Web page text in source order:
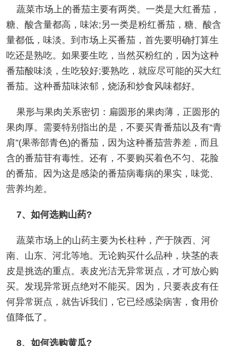
蔬菜市场上的番茄主要有两类。一类是大红番茄，
糖、酸含量都高，味浓;另一类是粉红番茄，糖、酸含
量都低，味淡。到市场上买番茄，首先要明确打算生
吃还是熟吃。如果要生吃，当然买粉红的，因为这种
番茄酸味淡，生吃较好;要熟吃，就应尽可能的买大红
番茄。这种番茄味浓郁，烧汤和炒食风味都好。
果形与果肉关系密切：扁圆形的果肉薄，正圆形的
果肉厚。需要特别指出的是，不要买青番茄以及有“青
肩”(果蒂部青色)的番茄，因为这种番茄营养差，而且
含的番茄苷有毒性。还有，不要购买着色不匀、花脸
的番茄。因为这是感染的番茄病毒病的果实，味觉、
营养均差。
7、如何选购山药?
蔬菜市场上的山药主要为长柱种，产于陕西、河
南、山东、河北等地。无论购买什么品种，块茎的表
皮是挑选的重点。表皮光洁无异常斑点，才可放心购
买。发现异常斑点绝对不能买。因为，只要表皮有任
何异常斑点，就告诉我们，它已经感染病害，食用价
值降低了。
8、如何选购黄瓜?